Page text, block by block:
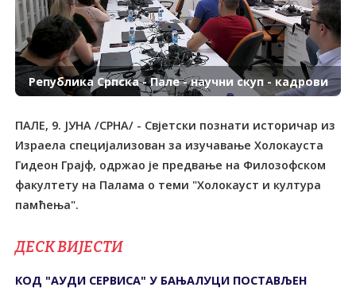
Република Српска - Пале - научни скуп - кадрови
ПАЛЕ, 9. ЈУНА /СРНА/ - Свјетски познати историчар из
Израела специјализован за изучавање Холокауста
Гидеон Грајф, одржао је предвање на Филозофском
факултету на Палама о теми "Холокауст и култура
ДЕСК ВИЈЕСТИ
КОД "АУДИ СЕРВИСА" У БАЊАЛУЦИ ПОСТАВЉЕН